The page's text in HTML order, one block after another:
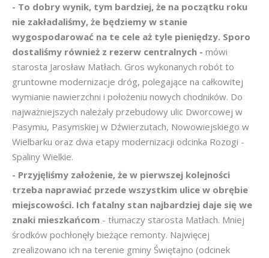
- To dobry wynik, tym bardziej, że na początku roku
nie zakładaliśmy, że będziemy w stanie
wygospodarować na te cele aż tyle pieniędzy. Sporo
dostaliśmy również z rezerw centralnych - mówi
starosta Jarosław Matłach. Gros wykonanych robót to
gruntowne modernizacje dróg, polegające na całkowitej
wymianie nawierzchni i położeniu nowych chodników. Do
najważniejszych należały przebudowy ulic Dworcowej w
Pasymiu, Pasymskiej w Dźwierzutach, Nowowiejskiego w
Wielbarku oraz dwa etapy modernizacji odcinka Rozogi -
Spaliny Wielkie.
- Przyjęliśmy założenie, że w pierwszej kolejności
trzeba naprawiać przede wszystkim ulice w obrębie
miejscowości. Ich fatalny stan najbardziej daje się we
znaki mieszkańcom - tłumaczy starosta Matłach. Mniej
środków pochłonęły bieżące remonty. Najwięcej
zrealizowano ich na terenie gminy Świętajno (odcinek